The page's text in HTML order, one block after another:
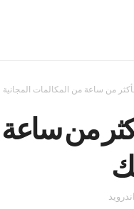
من ساعة من المكالمات
من
اندرويد